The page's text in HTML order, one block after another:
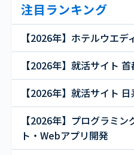
注目ランキング
【2026年】ホテルウエデ
【2026年】就活サイト
【2026年】就活サイト
【2026年】プログラミ
ト・Webアプリ開発